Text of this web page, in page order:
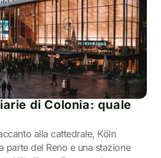
di Colonia: quale
alla cattedrale, Köln
parte del Reno e una stazione